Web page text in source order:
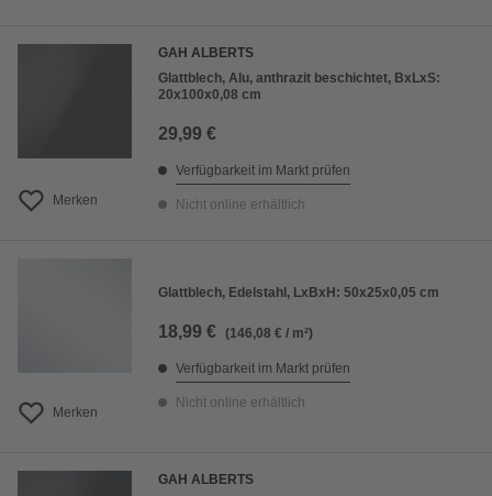
Merken
GAH ALBERTS
Glattblech, Alu, anthrazit beschichtet, BxLxS:
20x100x0,08 cm
29,99 €
Verfügbarkeit im Markt prüfen
Nicht online erhältlich
Merken
Glattblech, Edelstahl, LxBxH: 50x25x0,05 cm
18,99 € (146,08 € / m²)
Verfügbarkeit im Markt prüfen
Nicht online erhältlich
GAH ALBERTS